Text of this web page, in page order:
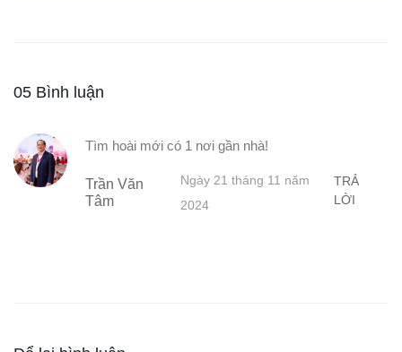
05 Bình luận
Tìm hoài mới có 1 nơi gần nhà!
Trần Văn
Tâm
Ngày 21 tháng 11 năm
2024
TRẢ
LỜI